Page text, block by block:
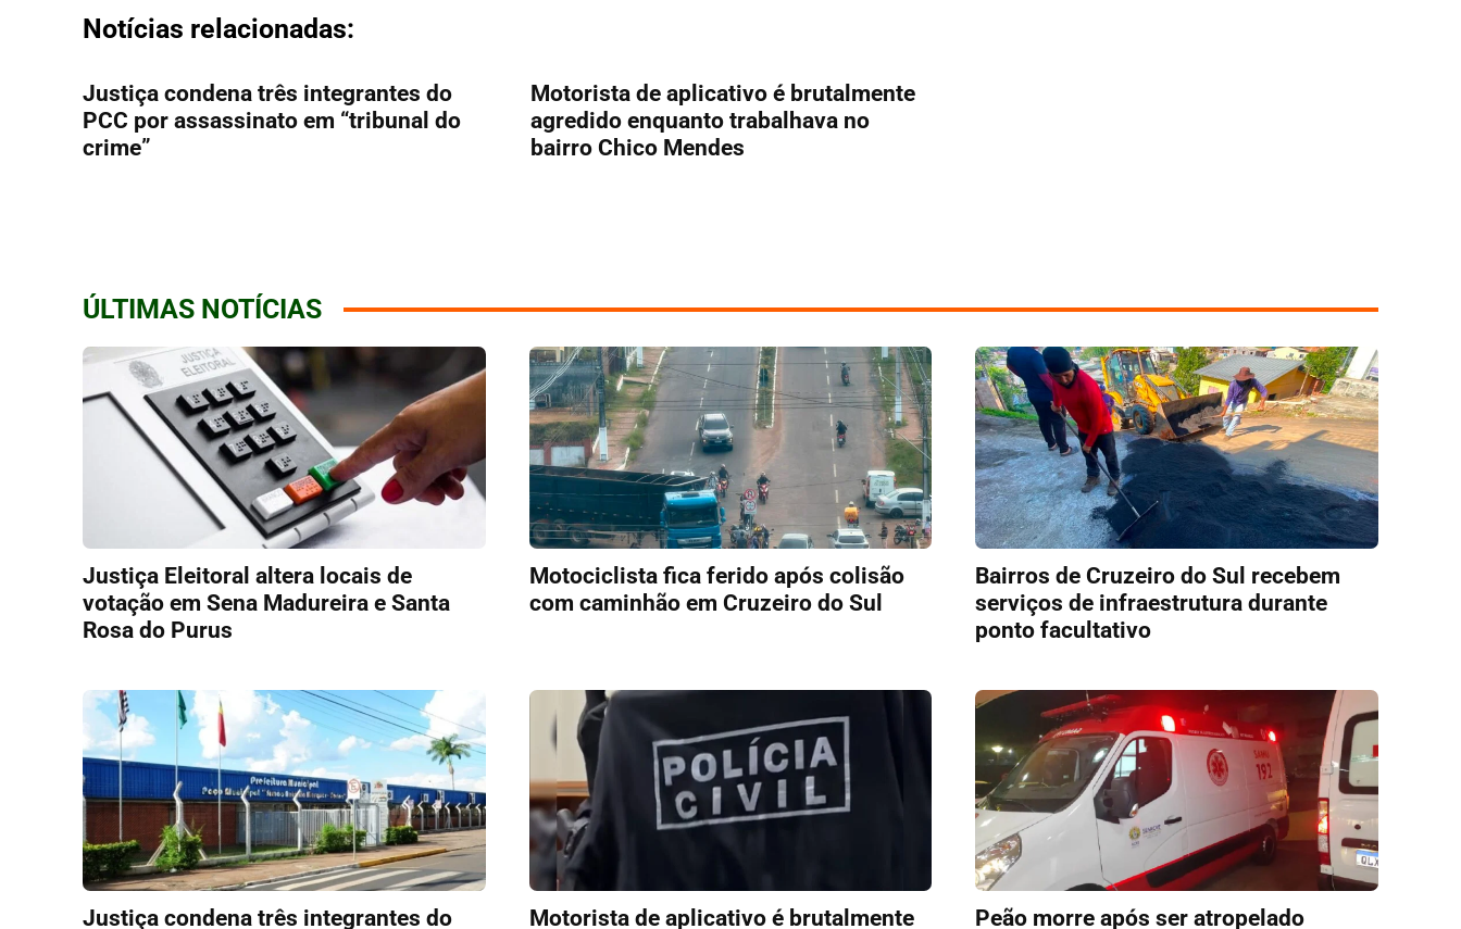
Notícias relacionadas:
Justiça condena três integrantes do
PCC por assassinato em “tribunal do
crime”
Motorista de aplicativo é brutalmente
agredido enquanto trabalhava no
bairro Chico Mendes
ÚLTIMAS NOTÍCIAS
Justiça Eleitoral altera locais de
votação em Sena Madureira e Santa
Rosa do Purus
Motociclista fica ferido após colisão
com caminhão em Cruzeiro do Sul
Bairros de Cruzeiro do Sul recebem
serviços de infraestrutura durante
ponto facultativo
Justiça condena três integrantes do Motorista de aplicativo é brutalmente Peão morre após ser atropelado